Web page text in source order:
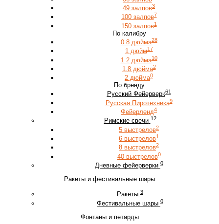
49 залпов3
100 залпов7
150 залпов1
По калибру
0.8 дюйма28
1 дюйм17
1.2 дюйма10
1.8 дюйма2
2 дюйма0
По бренду
Русский Фейерверк61
Русская Пиротехника9
Фейерленд4
Римские свечи 12
5 выстрелов2
6 выстрелов1
8 выстрелов2
40 выстрелов0
Дневные фейерверки 0
Ракеты и фестивальные шары
Ракеты 3
Фестивальные шары 0
Фонтаны и петарды